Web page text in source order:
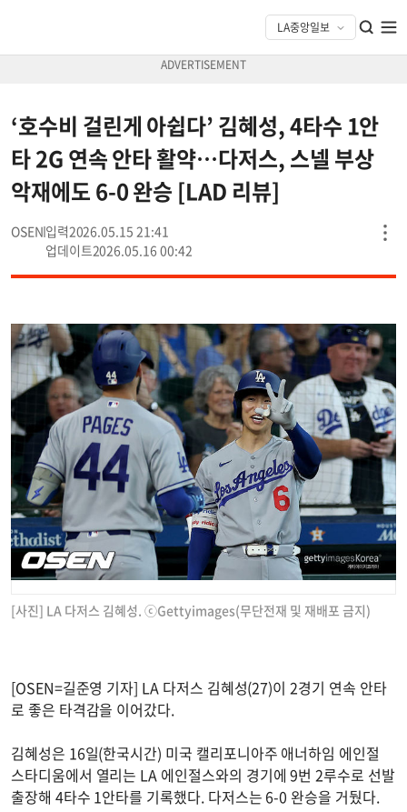
‘호수비 걸린게 아쉽다’ 김혜성, 4타수 1안
타 2G 연속 안타 활약…다저스, 스넬 부상
악재에도 6-0 완승 [LAD 리뷰]
OSEN
2026.05.15 21:41
2026.05.16 00:42
[사진] LA 다저스 김혜성. ⓒGettyimages(무단전재 및 재배포 금지)
[OSEN=길준영 기자] LA 다저스 김혜성(27)이 2경기 연속 안타
로 좋은 타격감을 이어갔다.
김혜성은 16일(한국시간) 미국 캘리포니아주 애너하임 에인절
스타디움에서 열리는 LA 에인절스와의 경기에 9번 2루수로 선발
출장해 4타수 1안타를 기록했다. 다저스는 6-0 완승을 거뒀다.